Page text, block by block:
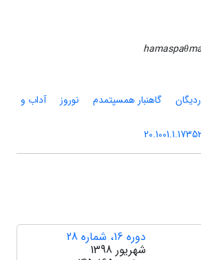
گاهنبار همسپتمدم نوروز
آداب و
دوره 16، شماره 28
شهریور 1398